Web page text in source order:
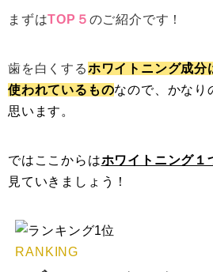
まずはTOP５ のご紹介です！
歯を白くするホワイトニング成分
使われているものなので、かなり
思います。
ではここからはホワイトニング１
見ていきましょう！
RANKING